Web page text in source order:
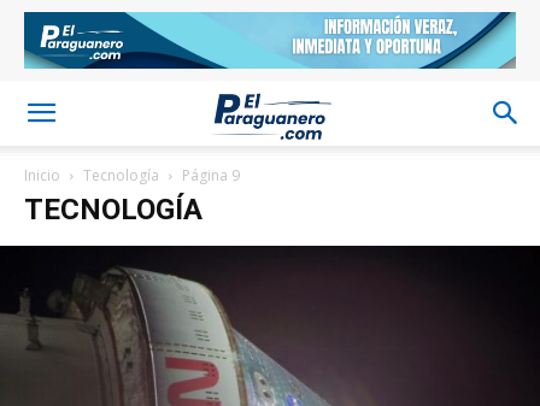
Inicio Tecnología Página 9
TECNOLOGÍA